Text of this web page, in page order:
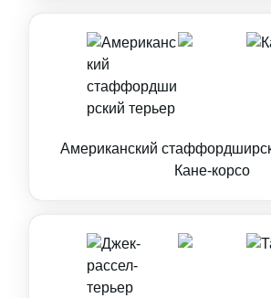
Американский
Кане-корсо